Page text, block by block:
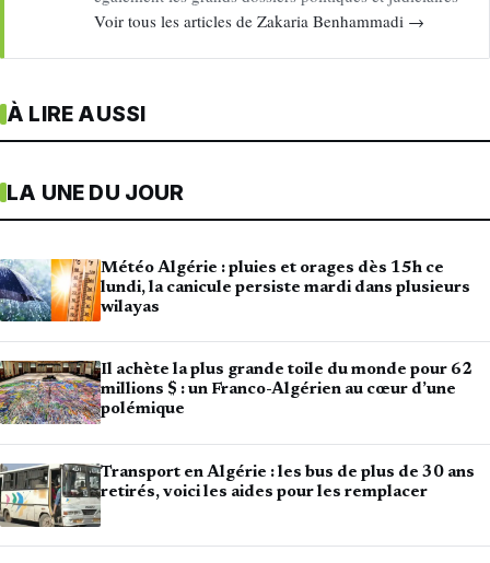
Voir tous les articles de Zakaria Benhammadi →
À LIRE AUSSI
LA UNE DU JOUR
Météo Algérie : pluies et orages dès 15h ce
lundi, la canicule persiste mardi dans plusieurs
wilayas
Il achète la plus grande toile du monde pour 62
millions $ : un Franco-Algérien au cœur d’une
polémique
Transport en Algérie : les bus de plus de 30 ans
retirés, voici les aides pour les remplacer